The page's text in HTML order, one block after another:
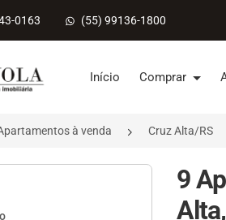
0163 (55) 99136-1800
Início Comprar
à venda Cruz Alta/RS
9